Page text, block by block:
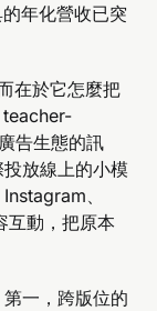
年化營收已突
在於它怎麼把
teacher-
告生態的訊
放線上的小模
、
互動，把原本
一，跨版位的